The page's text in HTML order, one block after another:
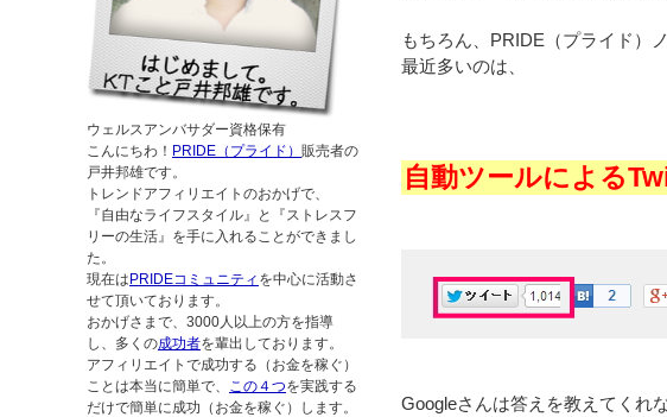
もちろん、PRIDE（プライド）
最近多いのは、
自動ツールによる
Googleさんは答えを教えてくれ
ウェルスアンバサダー資格保有
こんにちわ！ PRIDE（プライド） 販売者の
戸井邦雄です。
トレンドアフィリエイトのおかげで、
『自由なライフスタイル』と『ストレスフ
リーの生活』を手に入れることができまし
た。
現在はPRIDEコミュニティ を中心に活動さ
せて頂いております。
おかげさまで、3000人以上の方を指導
し、多くの成功者を輩出しております。
アフィリエイトで成功する（お金を稼ぐ）
ことは本当に簡単で、
この４つを実践する
だけで簡単に成功（お金を稼ぐ）します。